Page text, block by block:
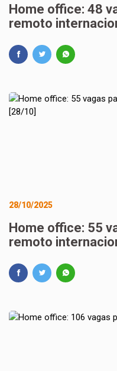
Home office: 48
remoto
28/10/2025
Home office: 55
remoto